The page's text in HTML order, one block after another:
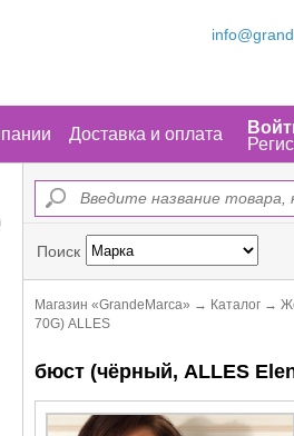
Доставка и оплата
Поиск
Магазин «GrandeMarca» → Каталог →
70G) ALLES
бюст (чёрный, ALLES